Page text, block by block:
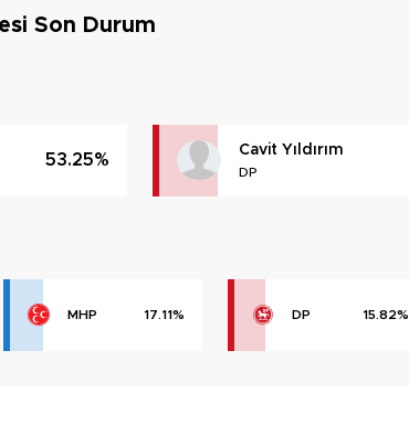
Son Durum
53.25%
Cavit Yıldırım
DP
MHP 17.11% DP 15.82%